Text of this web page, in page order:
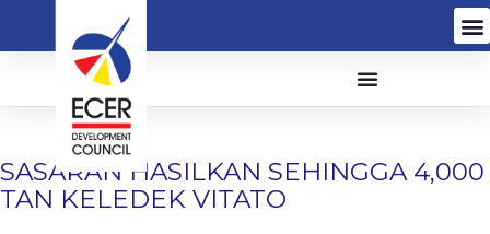
SASARAN HASILKAN SEHINGGA 4,000
TAN KELEDEK VITATO